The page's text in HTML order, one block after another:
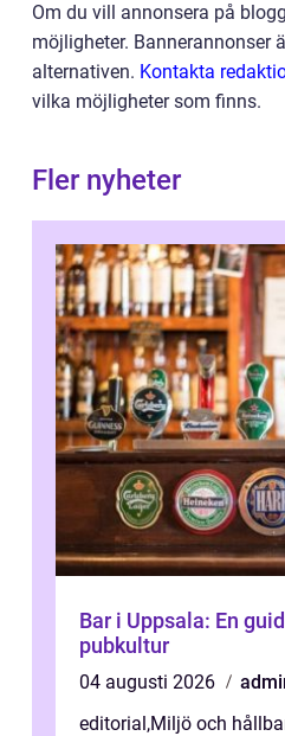
Om du vill annonsera på
möjligheter. Bannerannonser
alternativen. Kontakta
vilka möjligheter som finns.
Fler nyheter
Bar i Uppsala: En
pubkultur
04 augusti 2026
editorial,Miljö och